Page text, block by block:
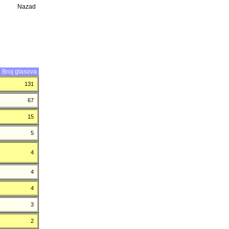
Nazad
Broj glasova
131
67
15
5
4
4
4
3
2